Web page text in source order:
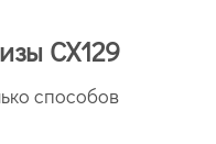
CX129
способов